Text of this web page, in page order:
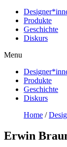
Produkte
Geschichte
Diskurs
Menu
Produkte
Geschichte
Diskurs
Home /
Erwin